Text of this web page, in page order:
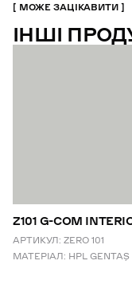
МОЖЕ ЗАЦІКАВИТИ
ІНШІ
Z101 G-COM
АРТИКУЛ: ZERO 101
МАТЕРІАЛ: HPL GENTAŞ